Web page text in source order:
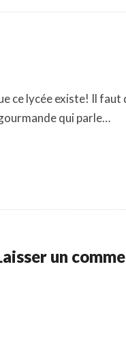
ce lycée existe! Il
qui parle…
un